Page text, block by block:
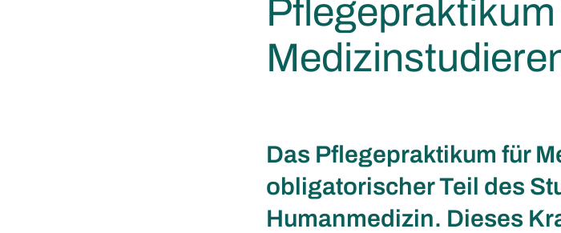
Das Pflegepraktikum für
obligatorischer Teil des
Humanmedizin. Dieses